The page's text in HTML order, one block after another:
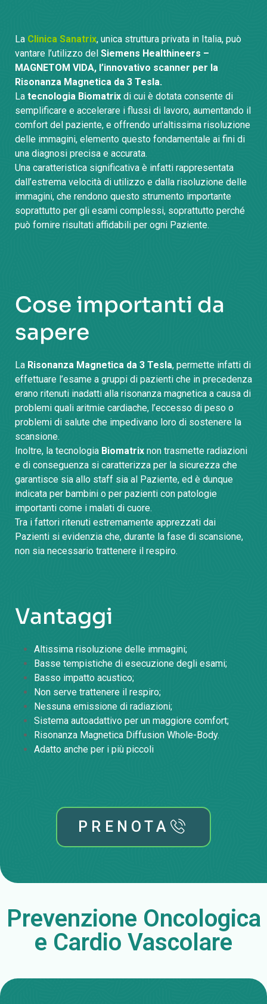
La Clinica Sanatrix, unica struttura privata in Italia, può
vantare l’utilizzo del Siemens Healthineers –
MAGNETOM VIDA, l’innovativo scanner per la
Risonanza Magnetica da 3 Tesla.
La tecnologia Biomatrix di cui è dotata consente di
semplificare e accelerare i flussi di lavoro, aumentando il
comfort del paziente, e offrendo un’altissima risoluzione
delle immagini, elemento questo fondamentale ai fini di
una diagnosi precisa e accurata.
Una caratteristica significativa è infatti rappresentata
dall’estrema velocità di utilizzo e dalla risoluzione delle
immagini, che rendono questo strumento importante
soprattutto per gli esami complessi, soprattutto perché
può fornire risultati affidabili per ogni Paziente.
Cose importanti da
sapere
La Risonanza Magnetica da 3 Tesla, permette infatti di
effettuare l’esame a gruppi di pazienti che in precedenza
erano ritenuti inadatti alla risonanza magnetica a causa di
problemi quali aritmie cardiache, l’eccesso di peso o
problemi di salute che impedivano loro di sostenere la
scansione.
Inoltre, la tecnologia Biomatrix non trasmette radiazioni
e di conseguenza si caratterizza per la sicurezza che
garantisce sia allo staff sia al Paziente, ed è dunque
indicata per bambini o per pazienti con patologie
importanti come i malati di cuore.
Tra i fattori ritenuti estremamente apprezzati dai
Pazienti si evidenzia che, durante la fase di scansione,
non sia necessario trattenere il respiro.
Vantaggi
Altissima risoluzione delle immagini;
Basse tempistiche di esecuzione degli esami;
Basso impatto acustico;
Non serve trattenere il respiro;
Nessuna emissione di radiazioni;
Sistema autoadattivo per un maggiore comfort;
Risonanza Magnetica Diffusion Whole-Body.
Adatto anche per i più piccoli
PRENOTA
Prevenzione Oncologica
e Cardio Vascolare